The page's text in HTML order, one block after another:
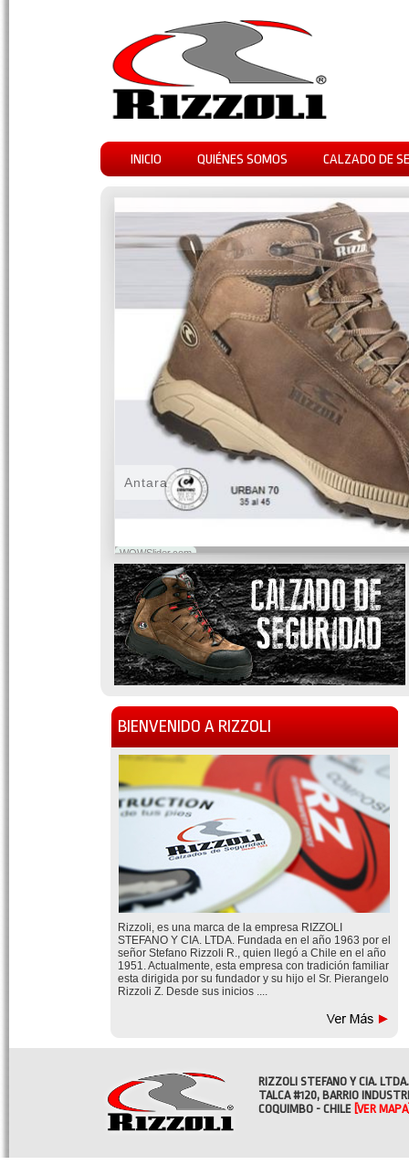
INICIO QUIÉNES SOMOS CALZADO DE
WOWSlider.com
Antara
BIENVENIDO A RIZZOLI
Rizzoli, es una marca de la empresa RIZZOLI
STEFANO Y CIA. LTDA. Fundada en el año 1963 por el
señor Stefano Rizzoli R., quien llegó a Chile en el año
1951. Actualmente, esta empresa con tradición familiar
esta dirigida por su fundador y su hijo el Sr. Pierangelo
Rizzoli Z. Desde sus inicios ....
RIZZOLI STEFANO Y CIA. LTDA.
TALCA #120, BARRIO
COQUIMBO - CHILE [VER